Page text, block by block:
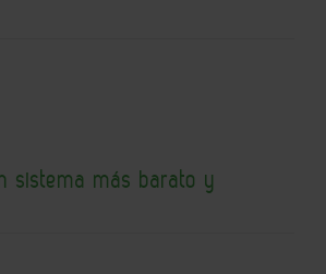
sistema más barato y